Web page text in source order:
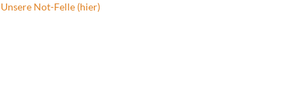
Unsere Not-Felle (hier)